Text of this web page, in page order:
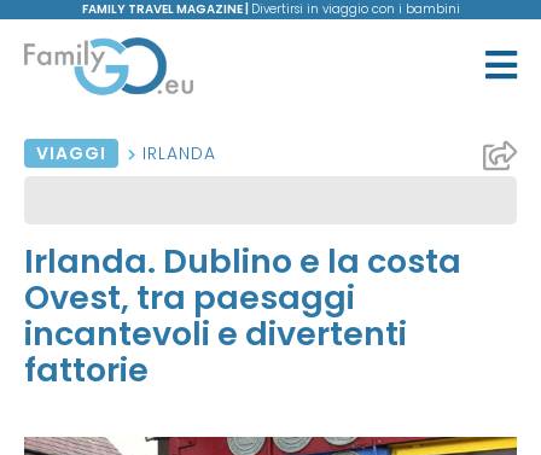
FAMILY TRAVEL MAGAZINE | Divertirsi in viaggio con i bambini
VIAGGI IRLANDA
Irlanda. Dublino e la costa
Ovest, tra paesaggi
incantevoli e divertenti
fattorie